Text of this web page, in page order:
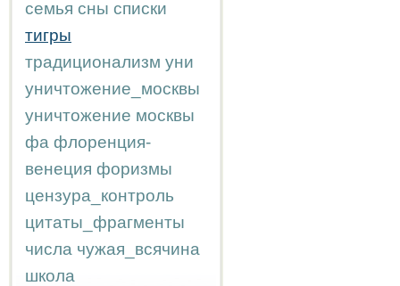
семья сны списки
тигры
традиционализм уни
уничтожение_москвы
уничтожение москвы
фа флоренция-
венеция форизмы
цензура_контроль
цитаты_фрагменты
числа чужая_всячина
школа